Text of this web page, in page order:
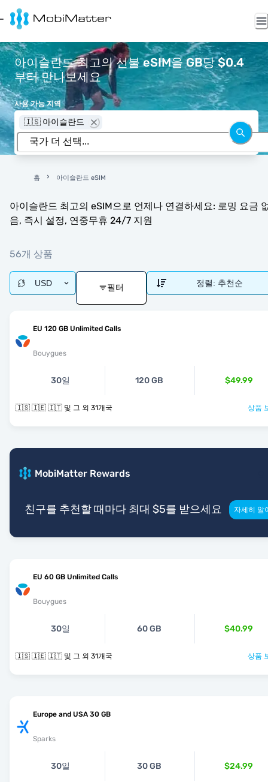
아이슬란드 최고의 선불 eSIM을 GB당 $0.4
부터 만나보세요
사용 가능 지역
🇮🇸 아이슬란드
홈 아이슬란드 eSIM
아이슬란드 최고의 eSIM으로 언제나 연결하세요: 로밍 요금
음, 즉시 설정, 연중무휴 24/7 지원
56개 상품
USD 필터 정렬: 추천순
EU 120 GB Unlimited Calls
Bouygues
30일 120 GB $49.99
🇮🇸 🇮🇪 🇮🇹 및 그 외 31개국 상품
MobiMatter Rewards
친구를 추천할 때마다 최대 $5를 받으세요 자세히 알
EU 60 GB Unlimited Calls
Bouygues
30일 60 GB $40.99
🇮🇸 🇮🇪 🇮🇹 및 그 외 31개국 상품
Europe and USA 30 GB
Sparks
30일 30 GB $24.99